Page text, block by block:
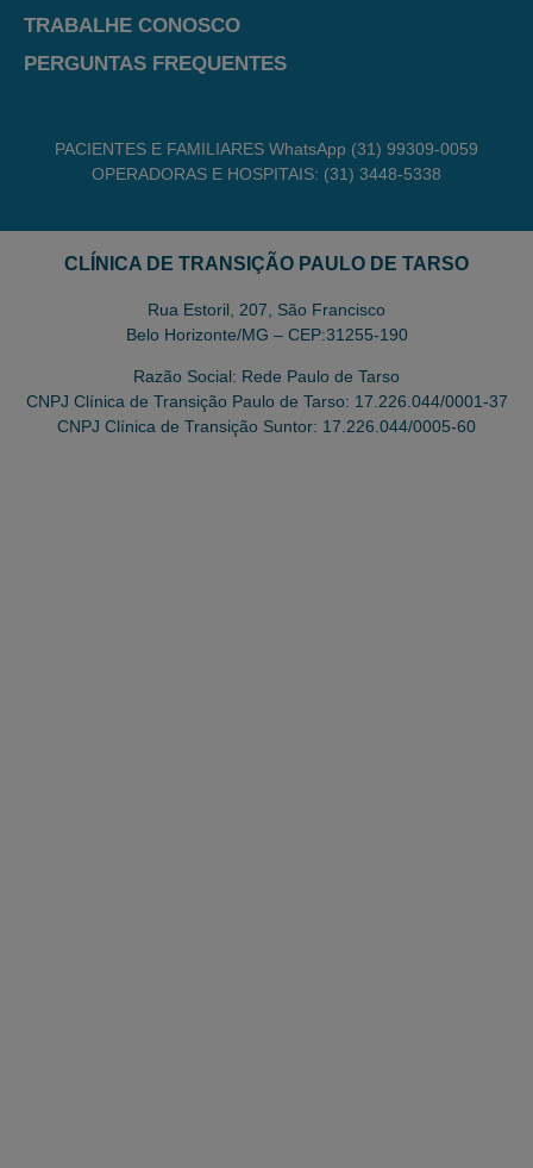
TRABALHE CONOSCO
PERGUNTAS FREQUENTES
PACIENTES E FAMILIARES WhatsApp (31) 99309-0059
OPERADORAS E HOSPITAIS: (31) 3448-5338
CLÍNICA DE TRANSIÇÃO PAULO DE TARSO
Rua Estoril, 207, São Francisco
Belo Horizonte/MG – CEP:31255-190
Razão Social: Rede Paulo de Tarso
CNPJ Clínica de Transição Paulo de Tarso: 17.226.044/0001-37
CNPJ Clínica de Transição Suntor: 17.226.044/0005-60